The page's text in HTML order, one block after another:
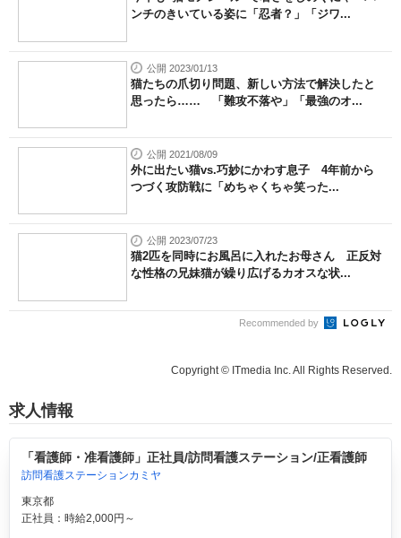
ンチのきいている姿に「忍者？」「ジワ...
公開 2023/01/13
猫たちの爪切り問題、新しい方法で解決したと
思ったら…… 「難攻不落や」「最強のオ...
公開 2021/08/09
外に出たい猫vs.巧妙にかわす息子 4年前から
つづく攻防戦に「めちゃくちゃ笑った...
公開 2023/07/23
猫2匹を同時にお風呂に入れたお母さん 正反対
な性格の兄妹猫が繰り広げるカオスな状...
Recommended by
Copyright © ITmedia Inc. All Rights Reserved.
求人情報
「看護師・准看護師」正社員/訪問看護ステーション/正看護師
訪問看護ステーションカミヤ
東京都
正社員：時給2,000円～